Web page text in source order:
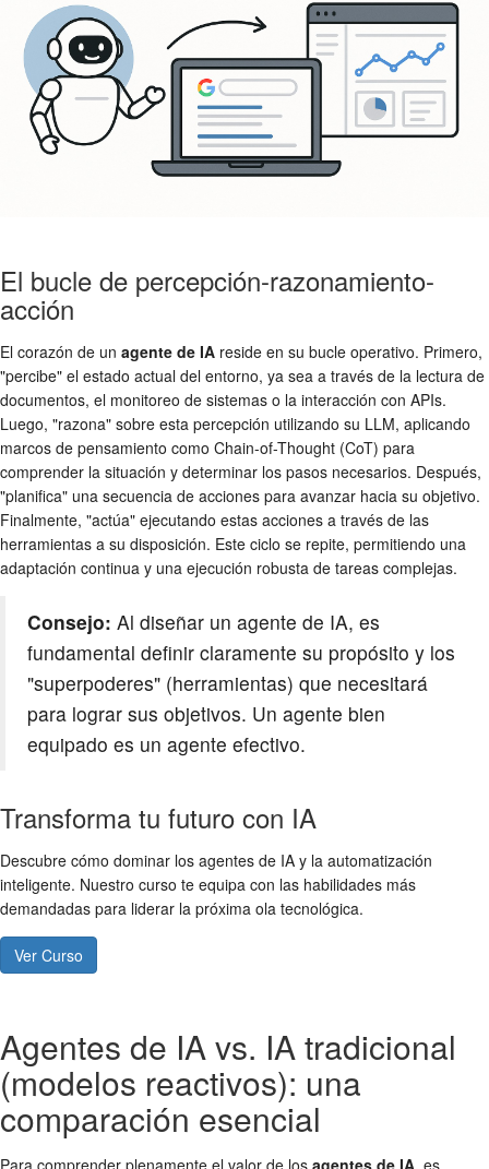
El bucle de percepción-razonamiento-
acción
El corazón de un agente de IA reside en su bucle operativo. Primero,
"percibe" el estado actual del entorno, ya sea a través de la lectura de
documentos, el monitoreo de sistemas o la interacción con APIs.
Luego, "razona" sobre esta percepción utilizando su LLM, aplicando
marcos de pensamiento como Chain-of-Thought (CoT) para
comprender la situación y determinar los pasos necesarios. Después,
"planifica" una secuencia de acciones para avanzar hacia su objetivo.
Finalmente, "actúa" ejecutando estas acciones a través de las
herramientas a su disposición. Este ciclo se repite, permitiendo una
adaptación continua y una ejecución robusta de tareas complejas.
Consejo: Al diseñar un agente de IA, es
fundamental definir claramente su propósito y los
"superpoderes" (herramientas) que necesitará
para lograr sus objetivos. Un agente bien
equipado es un agente efectivo.
Transforma tu futuro con IA
Descubre cómo dominar los agentes de IA y la automatización
inteligente. Nuestro curso te equipa con las habilidades más
demandadas para liderar la próxima ola tecnológica.
Ver Curso
Agentes de IA vs. IA tradicional
(modelos reactivos): una
comparación esencial